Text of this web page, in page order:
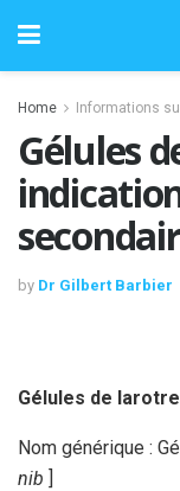
Home Informations
Gélules
by Dr Gilbert Barbier
Gélules de
Nom générique :
nib ]